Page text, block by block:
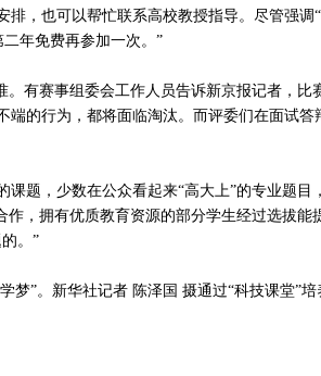
，也可以帮忙联系高校教授指导。尽管强调
年免费再参加一次。”
有赛事组委会工作人员告诉新京报记者，比
的行为，都将面临淘汰。而评委们在面试答
，少数在公众看起来“高大上”的专业题目
，拥有优质教育资源的部分学生经过选拔能
。”
梦”。新华社记者 陈泽国 摄通过“科技课堂”